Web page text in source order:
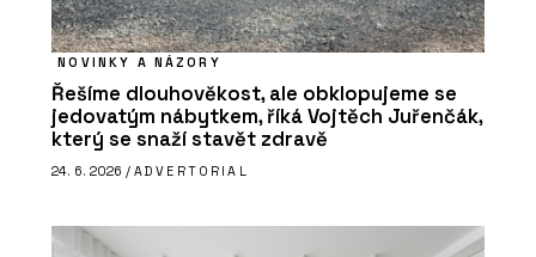
NOVINKY A NÁZORY
Řešíme dlouhověkost, ale obklopujeme se
jedovatým nábytkem, říká Vojtěch Juřenčák,
který se snaží stavět zdravě
24. 6. 2026 / ADVERTORIAL